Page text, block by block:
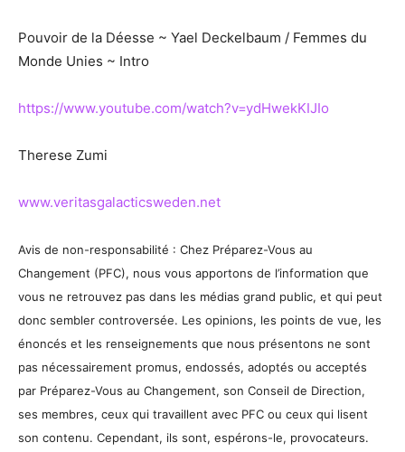
Pouvoir de la Déesse ~ Yael Deckelbaum / Femmes du
Monde Unies ~ Intro
https://www.youtube.com/watch?v=ydHwekKIJIo
Therese Zumi
www.veritasgalacticsweden.net
Avis de non-responsabilité : Chez Préparez-Vous au
Changement (PFC), nous vous apportons de l’information que
vous ne retrouvez pas dans les médias grand public, et qui peut
donc sembler controversée. Les opinions, les points de vue, les
énoncés et les renseignements que nous présentons ne sont
pas nécessairement promus, endossés, adoptés ou acceptés
par Préparez-Vous au Changement, son Conseil de Direction,
ses membres, ceux qui travaillent avec PFC ou ceux qui lisent
son contenu. Cependant, ils sont, espérons-le, provocateurs.